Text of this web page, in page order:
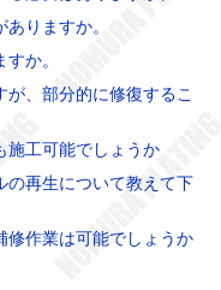
りますか。
か。
、部分的に修復するこ
施工可能でしょうか
の再生について教えて下
修作業は可能でしょうか